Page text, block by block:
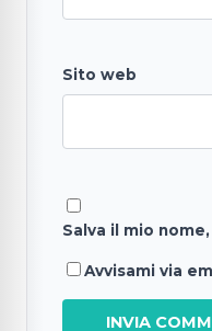
Sito web
Salva il mio
Avvisami via